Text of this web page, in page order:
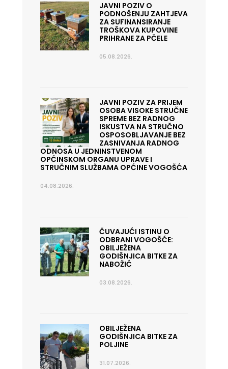
JAVNI POZIV O
PODNOŠENJU ZAHTJEVA
ZA SUFINANSIRANJE
TROŠKOVA KUPOVINE
PRIHRANE ZA PČELE
05.08.2026.
JAVNI POZIV ZA PRIJEM
OSOBA VISOKE STRUČNE
SPREME BEZ RADNOG
ISKUSTVA NA STRUČNO
OSPOSOBLJAVANJE BEZ
ZASNIVANJA RADNOG
ODNOSA U JEDNINSTVENOM
OPĆINSKOM ORGANU UPRAVE I
STRUČNIM SLUŽBAMA OPĆINE VOGOŠĆA
04.08.2026.
ČUVAJUĆI ISTINU O
ODBRANI VOGOŠĆE:
OBILJEŽENA
GODIŠNJICA BITKE ZA
NABOŽIĆ
03.08.2026.
OBILJEŽENA
GODIŠNJICA BITKE ZA
POLJINE
31.07.2026.